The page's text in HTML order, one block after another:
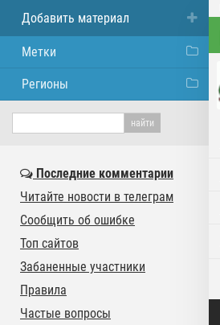
Добавить материал
Метки
Регионы
Последние комментарии
Читайте новости в телеграм
Сообщить об ошибке
Топ сайтов
Забаненные участники
Правила
Частые вопросы